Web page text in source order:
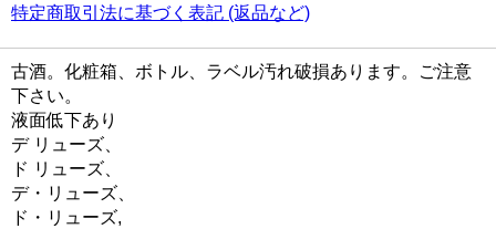
特定商取引法に基づく表記 (返品など)
古酒。化粧箱、ボトル、ラベル汚れ破損あります。ご注意
下さい。
液面低下あり
デ リューズ、
ド リューズ、
デ・リューズ、
ド・リューズ,